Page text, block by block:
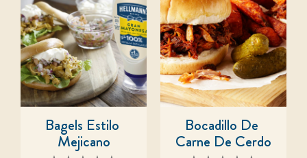
Bagels Estilo
Mejicano
Bocadillo De
Carne De Cerdo